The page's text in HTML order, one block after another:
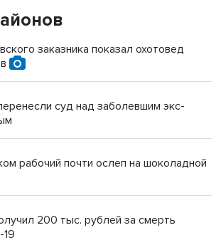
заказника показал охотовед
суд над заболевшим экс-
рабочий почти ослеп на шоколадной
200 тыс. рублей за смерть